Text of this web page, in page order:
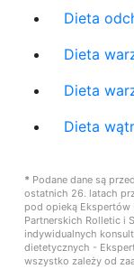
Dieta
Dieta
Dieta
Dieta
* Podane dane są
ostatnich 26. latach
pod opieką Ekspertów
Partnerskich Rolletic i
indywidualnych
dietetycznych -
wszystko zależy od